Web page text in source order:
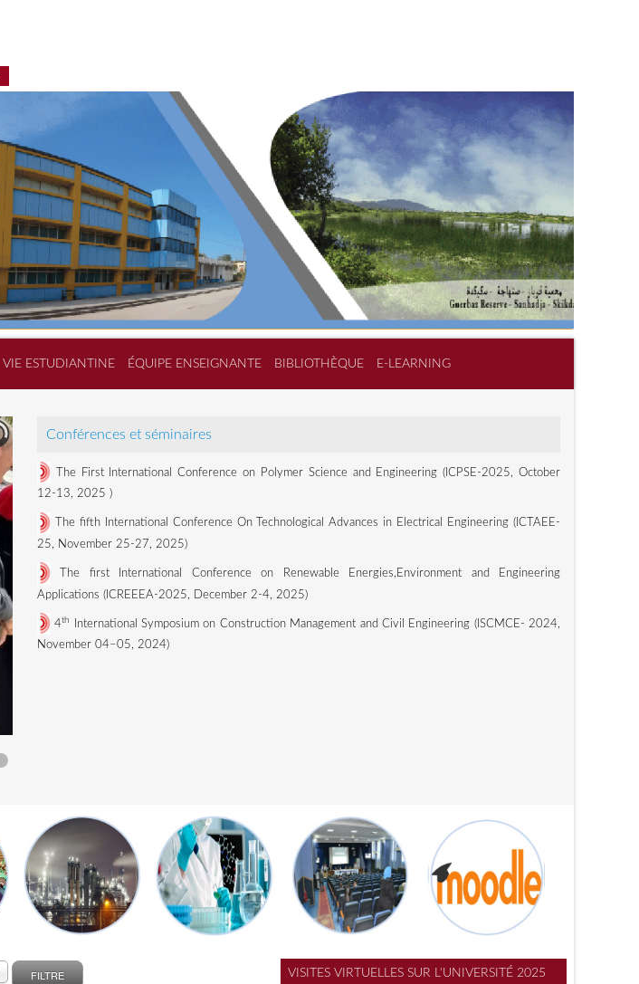
VIE ESTUDIANTINE ÉQUIPE ENSEIGNANTE BIBLIOTHÈQUE E-LEARNING
Conférences et séminaires
The First International Conference on Polymer Science and Engineering (ICPSE-2025, October
12-13, 2025 )
The fifth International Conference On Technological Advances in Electrical Engineering (ICTAEE-
25, November 25-27, 2025)
The first International Conference on Renewable Energies,Environment and Engineering
Applications (ICREEEA-2025, December 2-4, 2025)
4th
International Symposium on Construction Management and Civil Engineering (ISCMCE- 2024,
November 04–05, 2024)
FILTRE VISITES VIRTUELLES SUR L'UNIVERSITÉ 2025